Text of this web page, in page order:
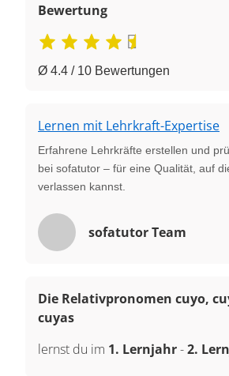
Bewertung
Ø 4.4 / 10 Bewertungen
Lernen mit Lehrkraft-Expertise
Erfahrene Lehrkräfte erstellen und
bei sofatutor – für eine Qualität, auf
verlassen kannst.
sofatutor Team
Die Relativpronomen cuyo,
cuyas
lernst du im 1. Lernjahr-2.